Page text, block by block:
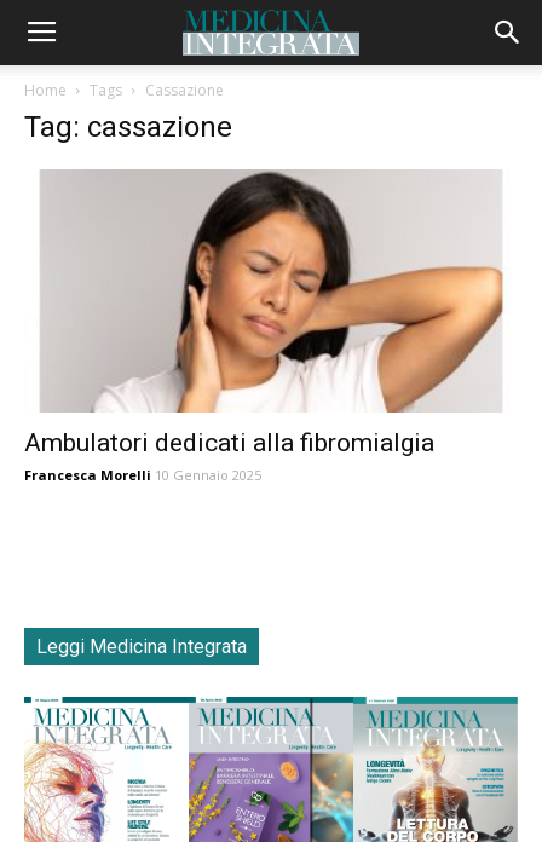
Home Tags Cassazione
Tag: cassazione
Ambulatori dedicati alla fibromialgia
Francesca Morelli 10 Gennaio 2025
Leggi Medicina Integrata